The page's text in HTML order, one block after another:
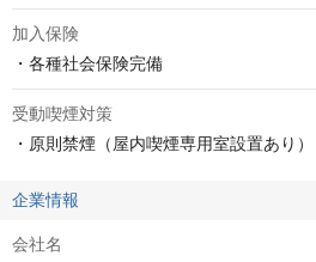
加入保険
・各種社会保険完備
受動喫煙対策
・原則禁煙（屋内喫煙専用室設置あり）
企業情報
会社名